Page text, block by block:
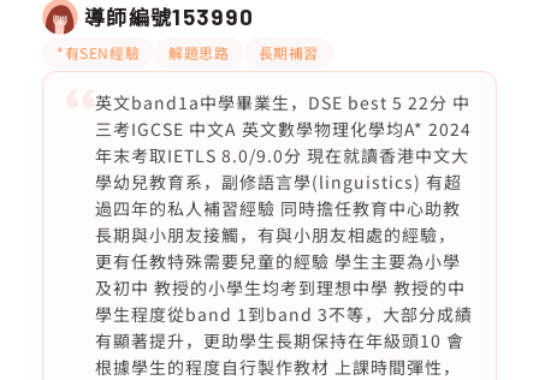
導師編號153990
*有SEN經驗 解題思路 長期補習
英文band1a中學畢業生，DSE best 5 22分 中
三考IGCSE 中文A 英文數學物理化學均A* 2024
年末考取IETLS 8.0/9.0分 現在就讀香港中文大
學幼兒教育系，副修語言學(linguistics) 有超
過四年的私人補習經驗 同時擔任教育中心助教
長期與小朋友接觸，有與小朋友相處的經驗，
更有任教特殊需要兒童的經驗 學生主要為小學
及初中 教授的小學生均考到理想中學 教授的中
學生程度從band 1到band 3不等，大部分成績
有顯著提升，更助學生長期保持在年級頭10 會
根據學生的程度自行製作教材 上課時間彈性，